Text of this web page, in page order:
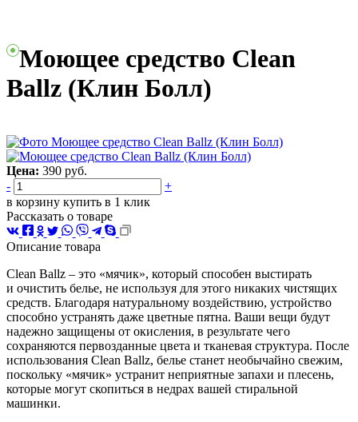
Моющее средство Clean
Ballz (Клин Болл)
Цена: 390 руб.
-
+
в корзину купить в 1 клик
Рассказать о товаре
Описание товара
Clean Ballz – это «мячик», который способен выстирать
и очистить белье, не используя для этого никаких чистящих
средств. Благодаря натуральному воздействию, устройство
способно устранять даже цветные пятна. Ваши вещи будут
надежно защищены от окисления, в результате чего
сохраняются первозданные цвета и тканевая структура. После
использования Clean Ballz, белье станет необычайно свежим,
поскольку «мячик» устранит неприятные запахи и плесень,
которые могут скопиться в недрах вашей стиральной
машинки.